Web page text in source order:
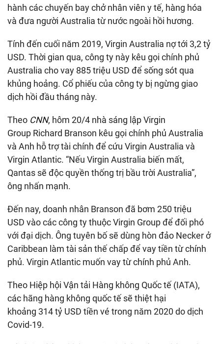
hành các chuyến bay chở nhân viên y tế, hàng hóa
và đưa người Australia từ nước ngoài hồi hương.
Tính đến cuối năm 2019, Virgin Australia nợ tới 3,2 tỷ
USD. Thời gian qua, công ty này kêu gọi chính phủ
Australia cho vay 885 triệu USD để sống sót qua
khủng hoảng. Cổ phiếu của công ty bị ngừng giao
dịch hồi đầu tháng này.
Theo CNN, hôm 20/4 nhà sáng lập Virgin
Group Richard Branson kêu gọi chính phủ Australia
và Anh hỗ trợ tài chính để cứu Virgin Australia và
Virgin Atlantic. “Nếu Virgin Australia biến mất,
Qantas sẽ độc quyền thống trị bầu trời Australia”,
ông nhấn mạnh.
Đến nay, doanh nhân Branson đã bơm 250 triệu
USD vào các công ty thuộc Virgin Group để đối phó
với đại dịch. Ông tuyên bố sẽ dùng hòn đảo Necker ở
Caribbean làm tài sản thế chấp để vay tiền từ chính
phủ. Virgin Atlantic muốn vay từ chính phủ Anh.
Theo Hiệp hội Vận tải Hàng không Quốc tế (IATA),
các hãng hàng không quốc tế sẽ thiệt hại
khoảng 314 tỷ USD tiền vé trong năm 2020 do dịch
Covid-19.